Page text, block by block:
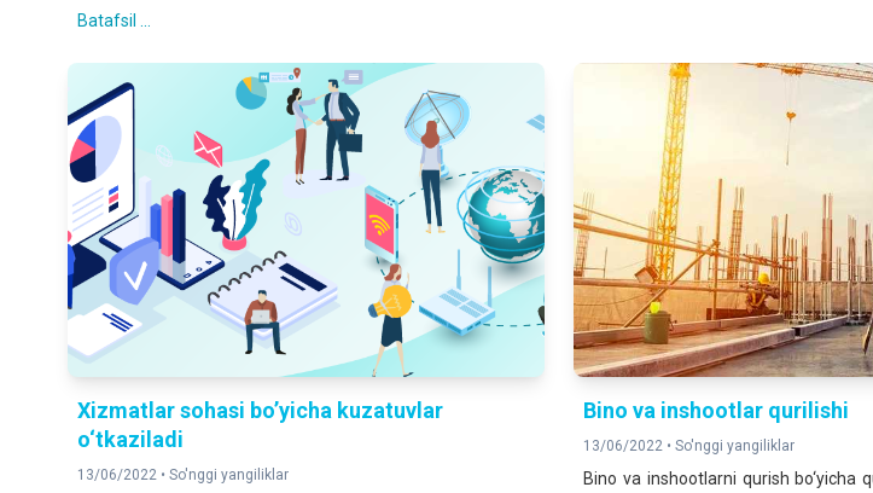
Batafsil ...
Xizmatlar sohasi bo’yicha kuzatuvlar
o‘tkaziladi
13/06/2022 • So'nggi yangiliklar
Bino va inshootlar qurilishi
13/06/2022 • So'nggi yangiliklar
Bino va inshootlarni qurish bo‘yicha